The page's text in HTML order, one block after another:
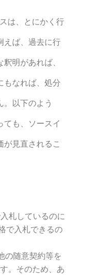
は、とにかく行
えば、過去に行
明があれば、
もなれば、処分
以下のよう
ても、ソースイ
が見直されるこ
札しているのに
で入札できるの
の随意契約等を
。そのため、あ